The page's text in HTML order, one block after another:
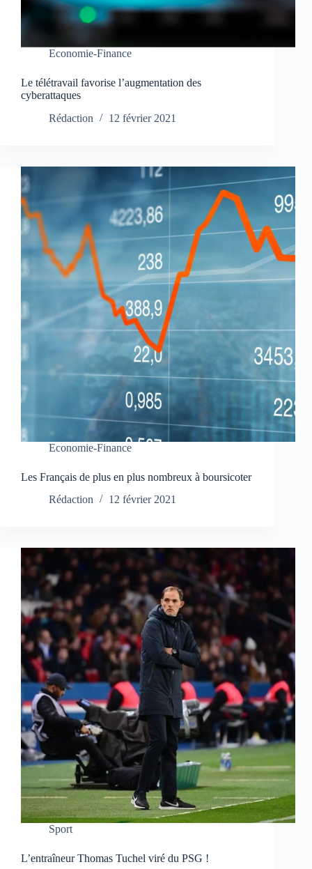
Economie-Finance
Le télétravail favorise l’augmentation des
cyberattaques
Rédaction
12 février 2021
Economie-Finance
Les Français de plus en plus nombreux à boursicoter
Rédaction
12 février 2021
Sport
L’entraîneur Thomas Tuchel viré du PSG !